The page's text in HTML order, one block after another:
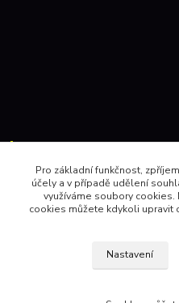
604 157410 , 602
Pro základní funkčnost,
účely a v případě udělení
využíváme soubory
cookies můžete kdykoli upravit
Nastavení